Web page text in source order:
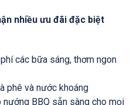
nhiều ưu đãi đặc biệt
các bữa sáng, thơm ngon
phê và nước khoáng
BBQ sẵn sàng cho mọi